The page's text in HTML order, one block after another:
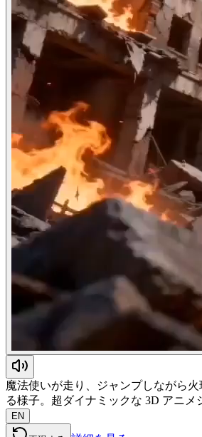
魔法使いが走り、ジャンプしながら
る様子。超ダイナミックな 3D アニメ
EN